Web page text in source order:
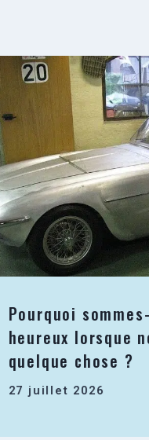
Pourquoi
heureux lorsque
quelque chose ?
27 juillet 2026